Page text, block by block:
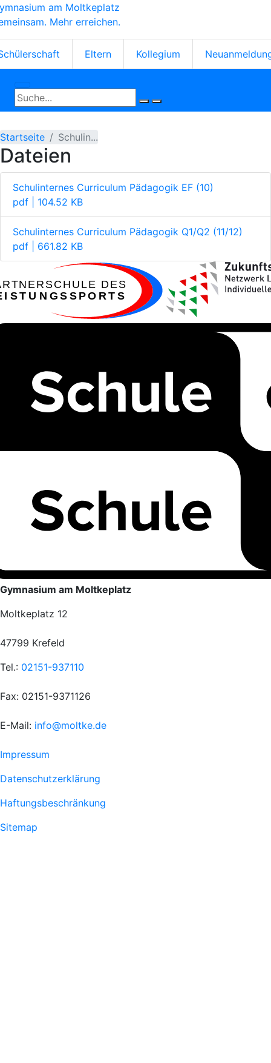
Direkt
zum
Inhalt
am Moltkeplatz
Mehr erreichen.
Eltern Kollegium
Startseite Schulin...
Dateien
Schulinternes Curriculum Pädagogik EF (10)
pdf | 104.52 KB
Schulinternes Curriculum Pädagogik Q1/Q2 (11/12)
pdf | 661.82 KB
ARTNERSCHULE DES
EISTUNGSSPORTS
Gymnasium am Moltkeplatz
Moltkeplatz 12
47799 Krefeld
Tel.: 02151-937110
Fax: 02151-9371126
E-Mail: info@moltke.de
Menu
Fußzeile
1
Impressum
Datenschutzerklärung
Haftungsbeschränkung
Sitemap